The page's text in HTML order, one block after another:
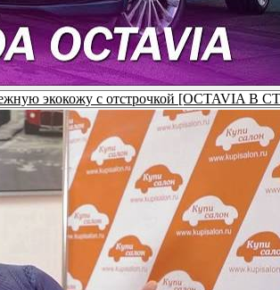
экокожу с отстрочкой [OCTAVIA В